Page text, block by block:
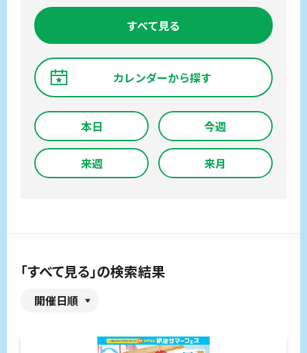
すべて見る
カレンダーから探す
本日 今週
来週 来月
「すべて見る」の検索結果
開催日順